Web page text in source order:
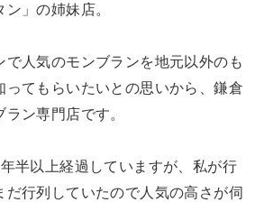
ン」の姉妹店。
で人気のモンブランを地元以外のも
ってもらいたいとの思いから、鎌倉
ン専門店です。
半以上経過していますが、私が行
だ行列していたので人気の高さが伺